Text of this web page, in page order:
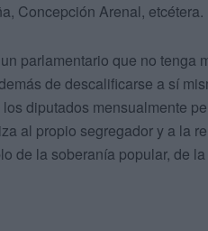
Concepción Arenal, etcétera.
parlamentario que no tenga
de descalificarse a sí
diputados mensualmente
al propio segregador y a la
de la soberanía popular, de